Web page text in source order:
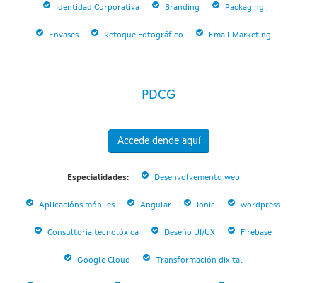
Identidad Corporativa Branding Packaging
Envases Retoque Fotográfico Email Marketing
PDCG
Accede dende aquí
Especialidades: Desenvolvemento web
Aplicacións móbiles Angular Ionic wordpress
Consultoría tecnolóxica Deseño UI/UX Firebase
Google Cloud Transformación dixital